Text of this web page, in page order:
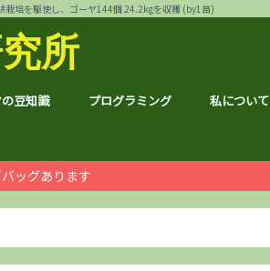
培を駆使し、ゴーヤ144個 24.2kgを収穫 (by1苗)
所
豆知識 プログラミング 私について
月次運営報告
ノウハウ
ブロフェス
顔ハメ
お宝記事
サカナクション
ハンドメイド
上野の森ハーフマラソン
荒川リバーサイドマラソン
久喜マラソン
体幹トレーニング
地元広島のこと
北区のこと
荒川区のこと
台東区のこと
茨城のこと
京都のこと
グルメ
個別銘柄分析
株主総会レポ
株主優待
雑貨屋ブルドッグ
仮想通貨
本多静六
お得な節約情報
ふるさと納税
ッグあります